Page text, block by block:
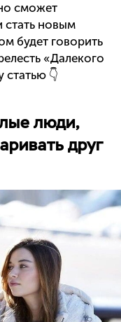
сможет
стать новым
будет говорить
«Далекого
статью 👇
люди,
друг